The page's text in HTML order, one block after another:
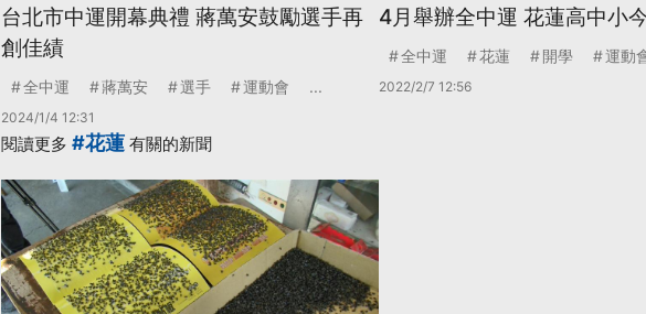
台北市中運開幕典禮 蔣萬安鼓勵選手再
創佳績
全中運 蔣萬安 選手 運動會 ...
2024/1/4 12:31
4月舉辦全中運 花蓮高中小
全中運 花蓮 開學 運動
2022/2/7 12:56
閱讀更多 #花蓮 有關的新聞